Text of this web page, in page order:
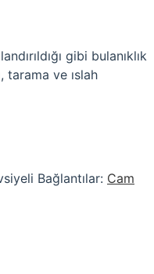
gibi bulanıklık
ve ıslah
Bağlantılar: Cam